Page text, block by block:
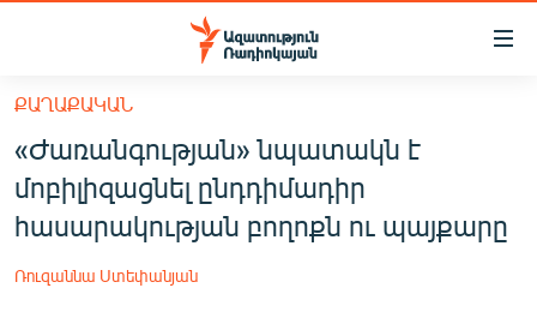
Մատչելիության
հիմնական
բովանդակությանը
Անցնել
հիմնական
մենյուին
ՔԱՂԱՔԱԿԱՆ
ՔԱՂԱՔԱԿԱՆ
«Ժառանգության» նպատակն է
մոբիլիզացնել ընդդիմադիր
հասարակության բողոքն ու պայքարը
Ռուզաննա Ստեփանյան